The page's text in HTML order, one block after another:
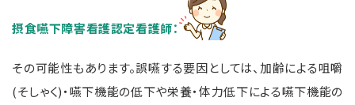
摂食嚥下障害看護認定看護師：
その可能性もあります。誤嚥する要因としては、加齢による咀嚼
(そしゃく)・嚥下機能の低下や栄養・体力低下による嚥下機能の